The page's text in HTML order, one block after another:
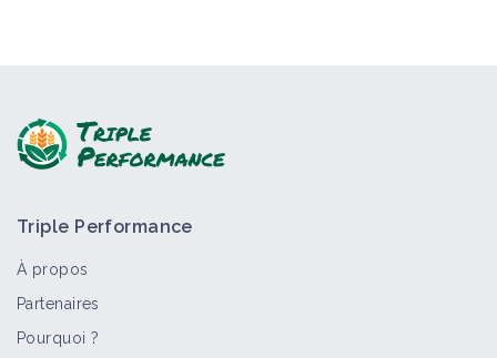
Triple Performance
À propos
Partenaires
Pourquoi ?